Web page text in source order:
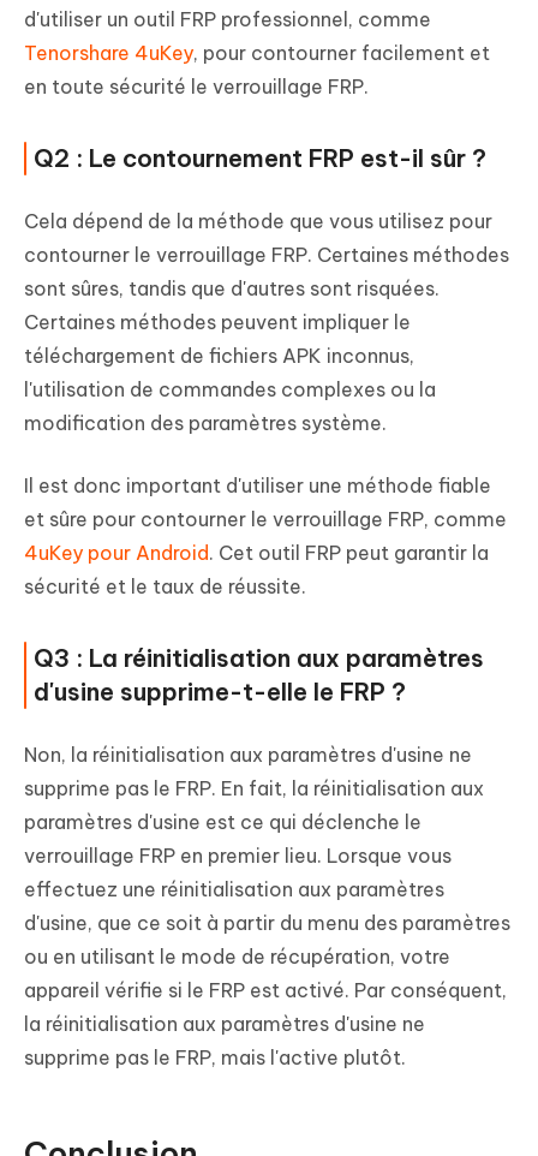
d'utiliser un outil FRP professionnel, comme
Tenorshare 4uKey, pour contourner facilement et
en toute sécurité le verrouillage FRP.
Q2 : Le contournement FRP est-il sûr ?
Cela dépend de la méthode que vous utilisez pour
contourner le verrouillage FRP. Certaines méthodes
sont sûres, tandis que d'autres sont risquées.
Certaines méthodes peuvent impliquer le
téléchargement de fichiers APK inconnus,
l'utilisation de commandes complexes ou la
modification des paramètres système.
Il est donc important d'utiliser une méthode fiable
et sûre pour contourner le verrouillage FRP, comme
4uKey pour Android. Cet outil FRP peut garantir la
sécurité et le taux de réussite.
Q3 : La réinitialisation aux paramètres
d'usine supprime-t-elle le FRP ?
Non, la réinitialisation aux paramètres d'usine ne
supprime pas le FRP. En fait, la réinitialisation aux
paramètres d'usine est ce qui déclenche le
verrouillage FRP en premier lieu. Lorsque vous
effectuez une réinitialisation aux paramètres
d'usine, que ce soit à partir du menu des paramètres
ou en utilisant le mode de récupération, votre
appareil vérifie si le FRP est activé. Par conséquent,
la réinitialisation aux paramètres d'usine ne
supprime pas le FRP, mais l'active plutôt.